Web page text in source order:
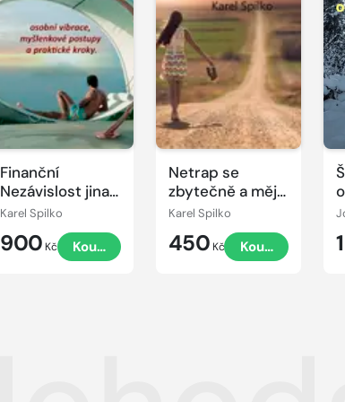
Finanční
Nezávislost jinak
- styl života,
myšlenkové
postupy a
Karel Spilko
900 Kč Koupit
Netrap se
zbytečně a měj
(se) rád aneb co
by to bylo,
kdyby to byla
Karel Spilko
450 Kč Koupit